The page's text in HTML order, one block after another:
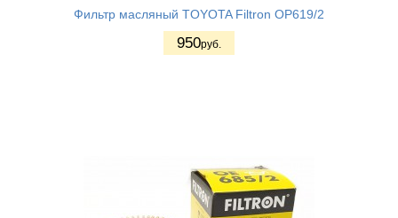
Фильтр масляный TOYOTA Filtron OP619/2
950руб.